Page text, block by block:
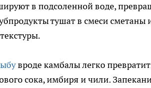
в подсоленной воде,
тушат в смеси сметаны
вроде камбалы легко
сока, имбиря и чили.